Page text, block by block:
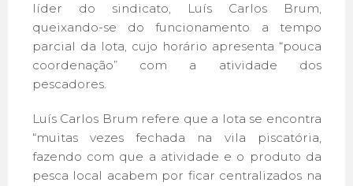
líder do sindicato, Luís Carlos Brum,
queixando-se do funcionamento a tempo
parcial da lota, cujo horário apresenta “pouca
coordenação” com a atividade dos
pescadores.
Luís Carlos Brum refere que a lota se encontra
“muitas vezes fechada na vila piscatória,
fazendo com que a atividade e o produto da
pesca local acabem por ficar centralizados na